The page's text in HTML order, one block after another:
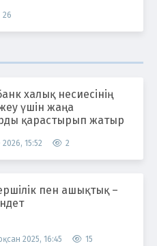
26
халық несиесінің
үшін жаңа
қарастырып жатыр
15:52 2
пен ашықтық –
2025, 16:45 15